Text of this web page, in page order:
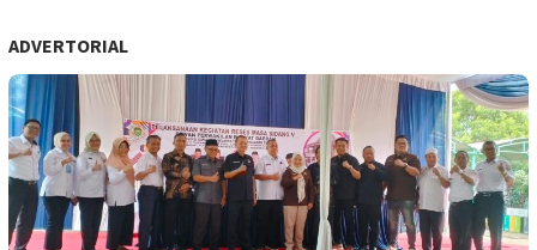
ADVERTORIAL